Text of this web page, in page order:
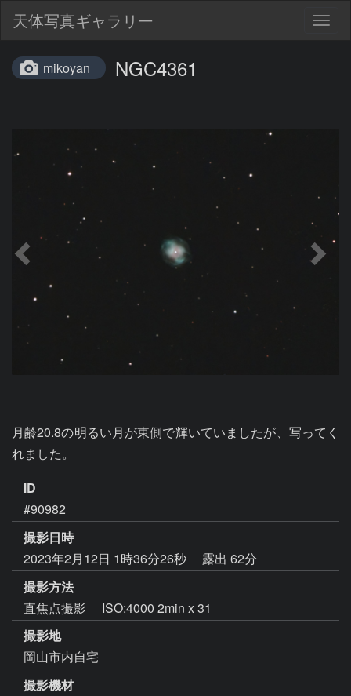
天体写真ギャラリー
mikoyan NGC4361
月齢20.8の明るい月が東側で輝いていましたが、写ってく
れました。
ID
#90982
撮影日時
2023年2月12日 1時36分26秒
露出 62分
撮影方法
直焦点撮影 ISO:4000 2min x 31
撮影地
岡山市内自宅
撮影機材